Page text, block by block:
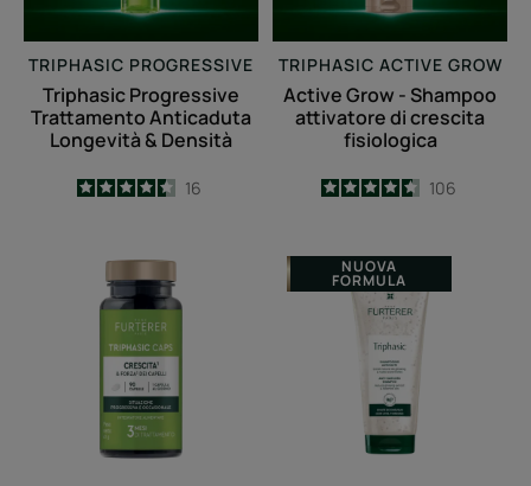
TRIPHASIC PROGRESSIVE
Triphasic Progressive
Trattamento Anticaduta
Longevità & Densità
4.5
/5
16
fisiologica
TRIPHASIC ACTIVE GROW
Active Grow - Shampoo
attivatore di crescita
fisiologica
4.6
/5
106
TRIPHASIC
CAPS
CRESCITA
&
FORZA
-
integratore
alimentare
Shampoo
contro
la
caduta
-
caduta
dei
capelli
NUOVA
FORMULA